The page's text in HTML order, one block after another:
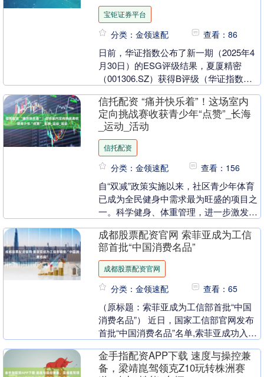
宝钜证券平台
分类：金领速配 查看：86
日前，华证指数公布了新一期（2025年4
月30日）的ESG评级结果，夏厦精密
（001306.SZ）获得B评级（华证指数评
AAA....
信托配资 “痛并快乐着”！这场室内
定向挑战赛收获青少年“点赞”_长海
_运动_活动
信托配资
分类：金领速配 查看：156
自“双减”政策实施以来，社区青少年体育
已成为全民健身中需求最为旺盛的项目之
一。科学健身、体重管理，进一步激发了
何让运动健身又....
成都股票配资官网 索菲亚成为工信
部首批“中国消费名品”
成都股票配资官网
分类：金领速配 查看：65
（原标题：索菲亚成为工信部首批“中国
消费名品”） 近日，国家工信部官网发布
首批“中国消费名品”名单,索菲亚成功入选
荣获“....
金手指配资APP下载 速度与操控兼
备，梁靖崑驾领克Z10玩转株洲赛